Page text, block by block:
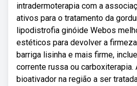
intradermoterapia com a
ativos para o tratamento da
lipodistrofia ginóide Webos
estéticos para devolver a
barriga lisinha e mais firme,
corrente russa ou carboxiterapia.
bioativador na região a ser